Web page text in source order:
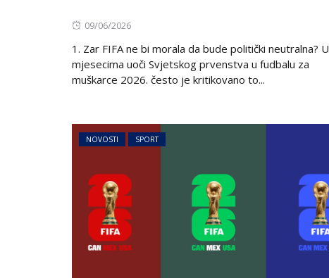
Posted
09/06/2026
1. Zar FIFA ne bi morala da bude politički neutralna? U
mjesecima uoči Svjetskog prvenstva u fudbalu za
muškarce 2026. često je kritikovano to...
NOVOSTI SPORT